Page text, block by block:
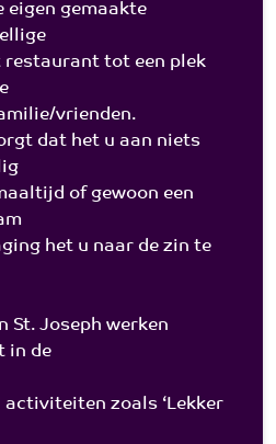
eigen gemaakte
restaurant tot een plek
vrienden.
dat het u aan niets
of gewoon een
het u naar de zin te
St. Joseph werken
in de
zoals ‘Lekker